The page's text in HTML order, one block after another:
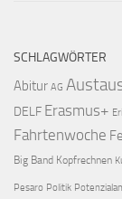
SCHLAGWÖRTER
Abitur AG
DELF Erasmus+
Fahrtenwoche
Big Band Kopfrechnen
Pesaro Politik